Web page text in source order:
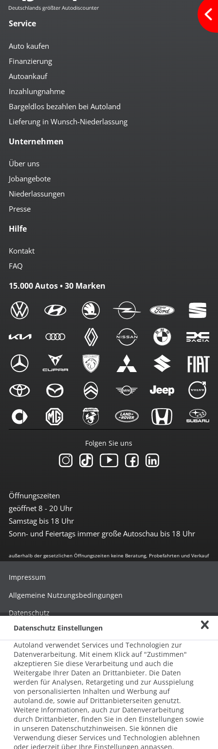
Service
Auto kaufen
Finanzierung
Autoankauf
Inzahlungnahme
Bargeldlos bezahlen bei Autoland
Lieferung in Wunsch-Niederlassung
Unternehmen
Über uns
Jobangebote
Niederlassungen
Presse
Hilfe
Kontakt
FAQ
15.000 Autos • 30 Marken
Öffnungszeiten
geöffnet 8 - 20 Uhr
Samstag bis 18 Uhr
Sonn- und Feiertags immer große Autoschau bis 18 Uhr
Folgen Sie uns
außerhalb der gesetzlichen Öffnungszeiten keine Beratung, Probefahrten und Verkauf
© 2026 AUTOLAND 24 SE & Co. Betriebs KG
Werner-von-Siemens-Str. 2, 06796 Brehna, Deutschland
Impressum
Allgemeine Nutzungsbedingungen
Datenschutz
Hinweisgebersystem nach HinSchG
Beschwerde nach LkSG
Grundsatzerklärung zum LkSG
Datenschutz Einstellungen
Autoland verwendet Services und Technologien zur
Datenverarbeitung. Mit einem Klick auf "Zustimmen"
akzeptieren Sie diese Verarbeitung und auch die
Weitergabe Ihrer Daten an Drittanbieter. Die Daten
werden für Analysen, Retargeting und zur Ausspielung
von personalisierten Inhalten und Werbung auf
autoland.de, sowie auf Drittanbieterseiten genutzt.
Weitere Informationen, auch zur Datenverarbeitung
durch Drittanbieter, finden Sie in den Einstellungen sowie
in unseren Datenschutzhinweisen. Sie können die
Verwendung dieser Services und Technologien ablehnen
oder jederzeit über Ihre Einstellungen anpassen.